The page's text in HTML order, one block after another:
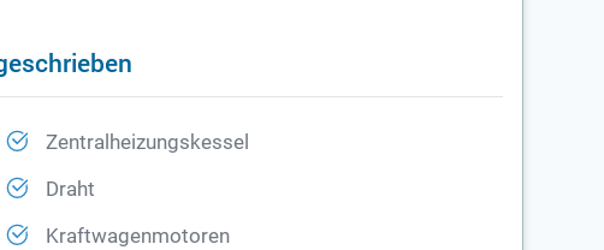
Zentralheizungskessel
Draht
Kraftwagenmotoren